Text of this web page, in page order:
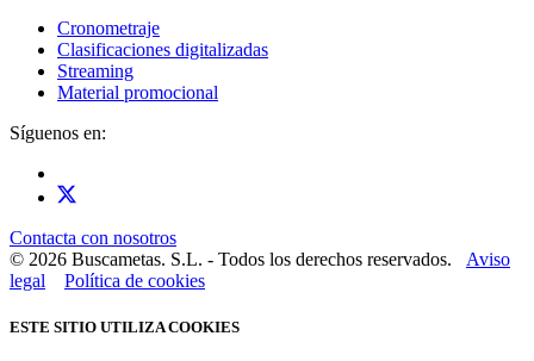
Cronometraje
Clasificaciones digitalizadas
Streaming
Material promocional
Síguenos en:
Contacta con nosotros
© 2026 Buscametas. S.L. - Todos los derechos reservados. Aviso
legal
Política de cookies
ESTE SITIO UTILIZA COOKIES